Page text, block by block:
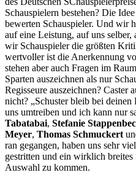
Schauspielern bestehen? Die
bewerten Schauspieler. Und wir
auf eine Leistung, auf uns selber,
wir Schauspieler die größten
wertvoller ist die Anerkennung
stehen aber auch Fragen im
Sparten auszeichnen als nur
Regisseure auszeichnen? Caster
nicht? „Schuster bleib bei
uns umtreiben und ich kann nur
Tabatabai, Stefanie
Meyer, Thomas Schmuckert
ran gegangen, haben uns sehr
gestritten und ein wirklich
Auswahl zu kommen.